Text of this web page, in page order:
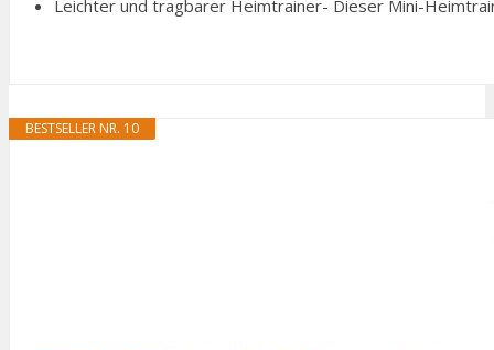
Leichter und tragbarer Heimtrainer- Dieser Mini-
BESTSELLER NR. 10